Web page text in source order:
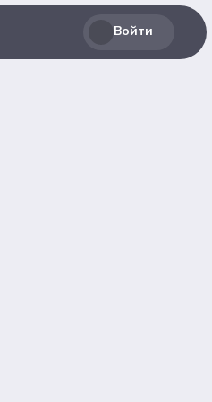
Войти